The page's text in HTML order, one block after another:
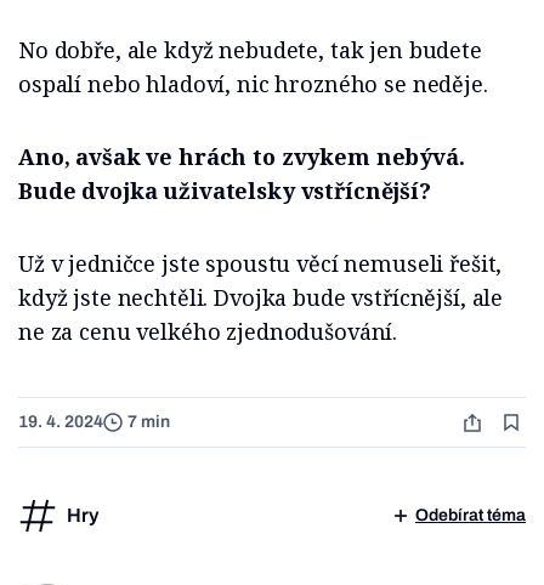
No dobře, ale když nebudete, tak jen budete
ospalí nebo hladoví, nic hrozného se neděje.
Ano, avšak ve hrách to zvykem nebývá.
Bude dvojka uživatelsky vstřícnější?
Už v jedničce jste spoustu věcí nemuseli řešit,
když jste nechtěli. Dvojka bude vstřícnější, ale
ne za cenu velkého zjednodušování.
19. 4. 2024 7 min
Hry Odebírat téma